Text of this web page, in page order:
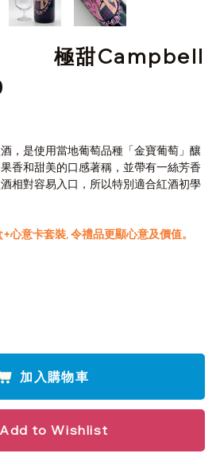
極甜Campbell
，是使用當地葡萄品種「金寶葡萄」釀
香和甜美的口感著稱，並帶有一絲芳香
相對容易入口，所以特別適合紅酒初學
心意卡套裝, 令禮品更顯心意及價值。
加入購物車
Add to Wishlist